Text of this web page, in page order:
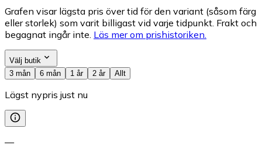
Grafen visar lägsta pris över tid för den variant (såsom färg
eller storlek) som varit billigast vid varje tidpunkt. Frakt och
begagnat ingår inte. Läs mer om prishistoriken.
Välj butik
3 mån
6 mån 1 år 2 år Allt
Lägst nypris just nu
—